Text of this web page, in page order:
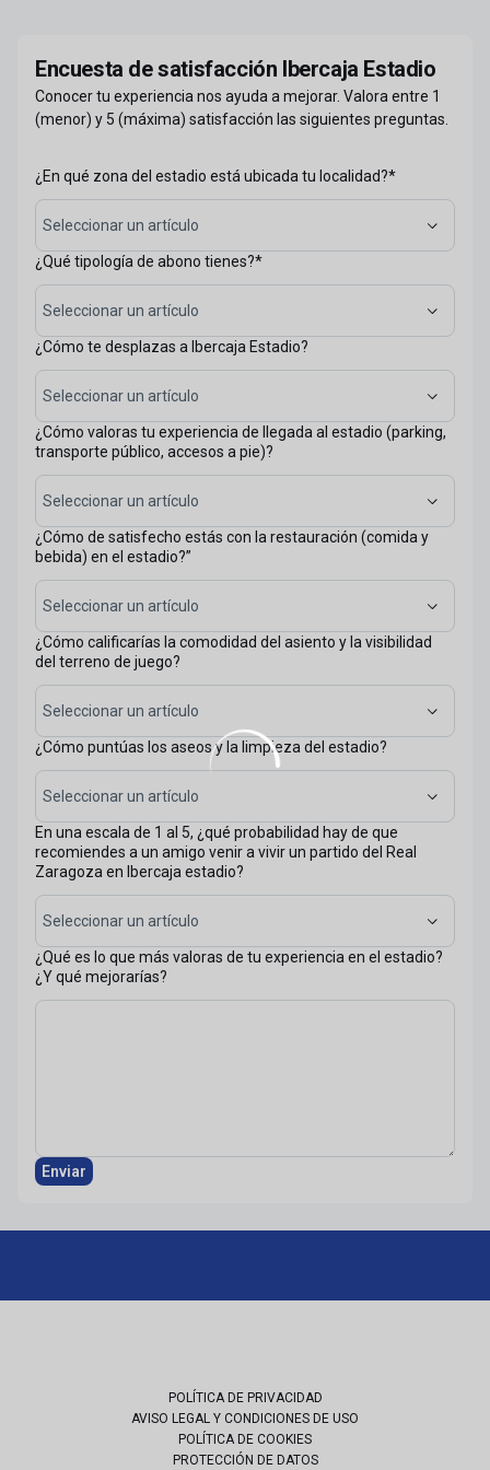
Encuesta de satisfacción Ibercaja Estadio
Conocer tu experiencia nos ayuda a mejorar. Valora entre 1
(menor) y 5 (máxima) satisfacción las siguientes preguntas.
¿En qué zona del estadio está ubicada tu localidad?*
Seleccionar un artículo
¿Qué tipología de abono tienes?*
Seleccionar un artículo
¿Cómo te desplazas a Ibercaja Estadio?
Seleccionar un artículo
¿Cómo valoras tu experiencia de llegada al estadio (parking,
transporte público, accesos a pie)?
Seleccionar un artículo
¿Cómo de satisfecho estás con la restauración (comida y
bebida) en el estadio?”
Seleccionar un artículo
¿Cómo calificarías la comodidad del asiento y la visibilidad
del terreno de juego?
Seleccionar un artículo
¿Cómo puntúas los aseos y la limpieza del estadio?
Seleccionar un artículo
En una escala de 1 al 5, ¿qué probabilidad hay de que
recomiendes a un amigo venir a vivir un partido del Real
Zaragoza en Ibercaja estadio?
Seleccionar un artículo
¿Qué es lo que más valoras de tu experiencia en el estadio?
¿Y qué mejorarías?
Enviar
POLÍTICA DE PRIVACIDAD
AVISO LEGAL Y CONDICIONES DE USO
POLÍTICA DE COOKIES
PROTECCIÓN DE DATOS